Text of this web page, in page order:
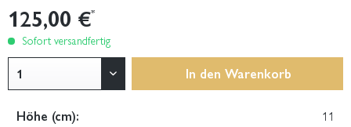
125,00 €*
Sofort versandfertig
In den Warenkorb
Höhe (cm):
11